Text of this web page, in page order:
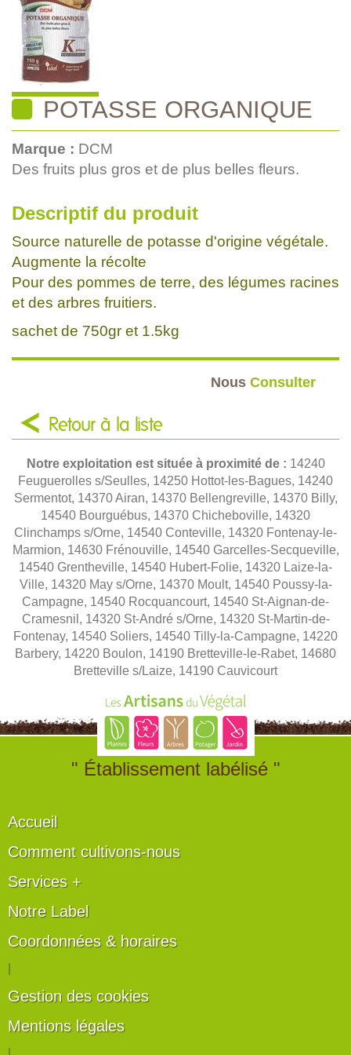
POTASSE ORGANIQUE
Marque : DCM
Des fruits plus gros et de plus belles fleurs.
Descriptif du produit
Source naturelle de potasse d'origine végétale.
Augmente la récolte
Pour des pommes de terre, des légumes racines
et des arbres fruitiers.
sachet de 750gr et 1.5kg
Nous Consulter
Retour à la liste
Notre exploitation est située à proximité de : 14240
Feuguerolles s/Seulles, 14250 Hottot-les-Bagues, 14240
Sermentot, 14370 Airan, 14370 Bellengreville, 14370 Billy,
14540 Bourguébus, 14370 Chicheboville, 14320
Clinchamps s/Orne, 14540 Conteville, 14320 Fontenay-le-
Marmion, 14630 Frénouville, 14540 Garcelles-Secqueville,
14540 Grentheville, 14540 Hubert-Folie, 14320 Laize-la-
Ville, 14320 May s/Orne, 14370 Moult, 14540 Poussy-la-
Campagne, 14540 Rocquancourt, 14540 St-Aignan-de-
Cramesnil, 14320 St-André s/Orne, 14320 St-Martin-de-
Fontenay, 14540 Soliers, 14540 Tilly-la-Campagne, 14220
Barbery, 14220 Boulon, 14190 Bretteville-le-Rabet, 14680
Bretteville s/Laize, 14190 Cauvicourt
" Établissement labélisé "
Accueil
Comment cultivons-nous
Services +
Notre Label
Coordonnées & horaires
Gestion des cookies
Mentions légales